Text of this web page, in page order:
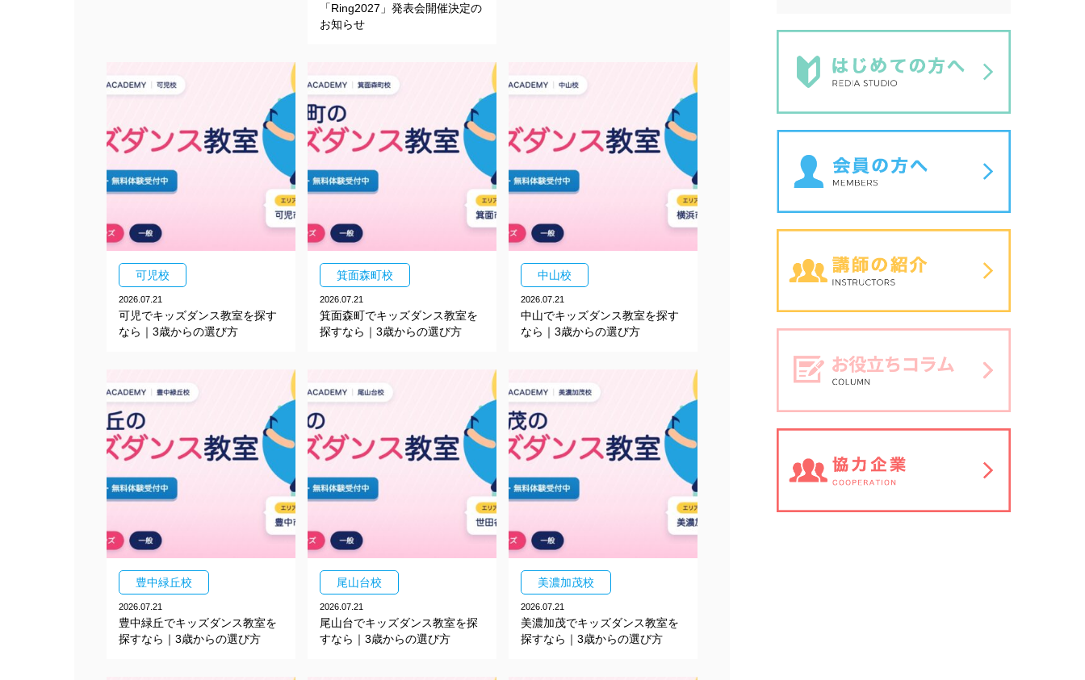
「Ring2027」発表会開催決定の
お知らせ
可児校
2026.07.21
可児でキッズダンス教室を探す
なら｜3歳からの選び方
箕面森町校
2026.07.21
箕面森町でキッズダンス教室を
探すなら｜3歳からの選び方
中山校
2026.07.21
中山でキッズダンス教室を探す
なら｜3歳からの選び方
豊中緑丘校
2026.07.21
豊中緑丘でキッズダンス教室を
探すなら｜3歳からの選び方
尾山台校
2026.07.21
尾山台でキッズダンス教室を探
すなら｜3歳からの選び方
美濃加茂校
2026.07.21
美濃加茂でキッズダンス教室を
探すなら｜3歳からの選び方